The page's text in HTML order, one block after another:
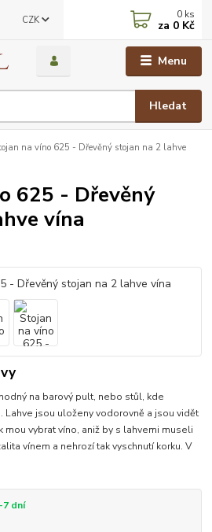
Menu
CZK
Hledat
0 ks
za 0 Kč
na víno 625 - Dřevěný stojan na 2 lahve
625 - Dřevěný
vína
na barový pult, nebo stůl, kde
Lahve jsou uloženy vodorovně a jsou vidět
mou vybrat víno, aniž by s lahvemi museli
vínem a nehrozí tak vyschnutí korku. V
dní